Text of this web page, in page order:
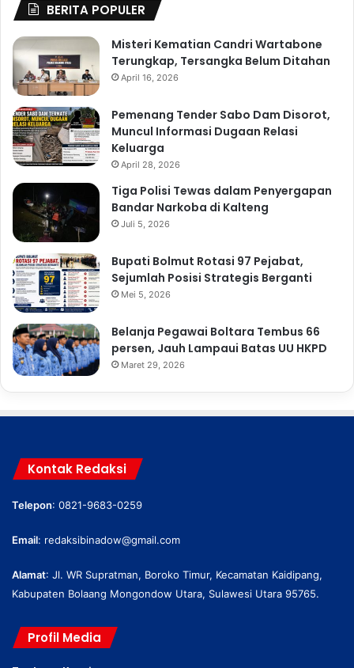
BERITA POPULER
Misteri Kematian Candri Wartabone
Terungkap, Tersangka Belum Ditahan
April 16, 2026
Pemenang Tender Sabo Dam Disorot,
Muncul Informasi Dugaan Relasi
Keluarga
April 28, 2026
Tiga Polisi Tewas dalam Penyergapan
Bandar Narkoba di Kalteng
Juli 5, 2026
Bupati Bolmut Rotasi 97 Pejabat,
Sejumlah Posisi Strategis Berganti
Mei 5, 2026
Belanja Pegawai Boltara Tembus 66
persen, Jauh Lampaui Batas UU HKPD
Maret 29, 2026
Kontak Redaksi
Telepon: 0821-9683-0259
Email: redaksibinadow@gmail.com
Alamat: Jl. WR Supratman, Boroko Timur, Kecamatan Kaidipang,
Kabupaten Bolaang Mongondow Utara, Sulawesi Utara 95765.
Profil Media